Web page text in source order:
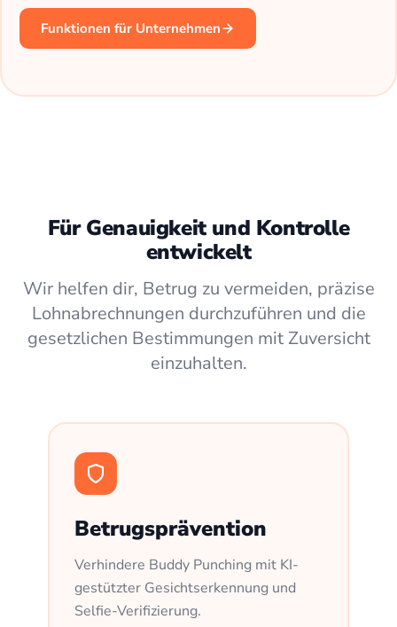
Funktionen für Unternehmen
Für Genauigkeit und Kontrolle
entwickelt
Wir helfen dir, Betrug zu vermeiden, präzise
Lohnabrechnungen durchzuführen und die
gesetzlichen Bestimmungen mit Zuversicht
einzuhalten.
Betrugsprävention
Verhindere Buddy Punching mit KI-
gestützter Gesichtserkennung und
Selfie-Verifizierung.